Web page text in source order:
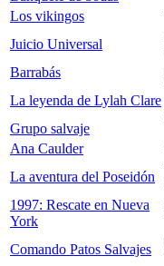
Los vikingos
Juicio Universal
Barrabás
La leyenda de Lylah Clare
Grupo salvaje
Ana Caulder
La aventura del Poseidón
1997: Rescate en Nueva
York
Comando Patos Salvajes